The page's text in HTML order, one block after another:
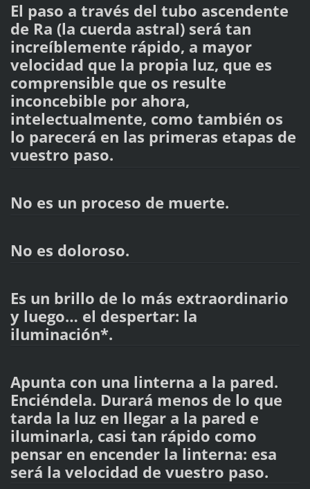
El paso a través del tubo ascendente
de Ra (la cuerda astral) será tan
increíblemente rápido, a mayor
velocidad que la propia luz, que es
comprensible que os resulte
inconcebible por ahora,
intelectualmente, como también os
lo parecerá en las primeras etapas de
vuestro paso.
No es un proceso de muerte.
No es doloroso.
Es un brillo de lo más extraordinario
y luego… el despertar: la
iluminación*.
Apunta con una linterna a la pared.
Enciéndela. Durará menos de lo que
tarda la luz en llegar a la pared e
iluminarla, casi tan rápido como
pensar en encender la linterna: esa
será la velocidad de vuestro paso.